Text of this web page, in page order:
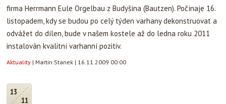
firma Herrmann Eule Orgelbau z Budyšína (Bautzen). Počínaje 16.
listopadem, kdy se budou po celý týden varhany dekonstruovat a
odvážet do dílen, bude v našem kostele až do ledna roku 2011
instalován kvalitní varhanní pozitiv.
Aktuality | Martin Stanek | 16.11.2009 00:00
13
11